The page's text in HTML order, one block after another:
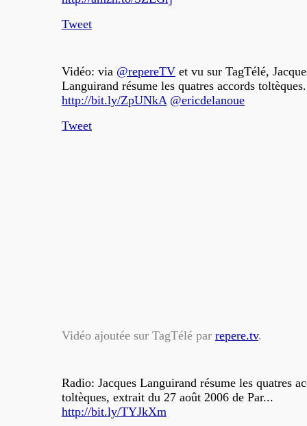
Tweet
Vidéo: via @repereTV et vu sur TagTélé,
Languirand résume les quatres accords toltèques.
http://bit.ly/ZpUNkA @ericdelanoue
Tweet
Vidéo ajoutée sur TagTélé par repere.tv.
Radio: Jacques Languirand résume les quatres
toltèques, extrait du 27 août 2006 de Par...
http://bit.ly/TYJkXm